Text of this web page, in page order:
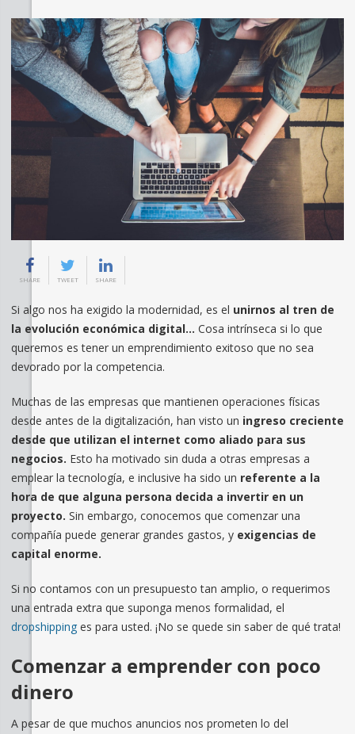
SHARE TWEET SHARE
Si algo nos ha exigido la modernidad, es el unirnos al tren de
la evolución económica digital… Cosa intrínseca si lo que
queremos es tener un emprendimiento exitoso que no sea
devorado por la competencia.
Muchas de las empresas que mantienen operaciones físicas
desde antes de la digitalización, han visto un ingreso creciente
desde que utilizan el internet como aliado para sus
negocios. Esto ha motivado sin duda a otras empresas a
emplear la tecnología, e inclusive ha sido un referente a la
hora de que alguna persona decida a invertir en un
proyecto. Sin embargo, conocemos que comenzar una
compañía puede generar grandes gastos, y exigencias de
capital enorme.
Si no contamos con un presupuesto tan amplio, o requerimos
una entrada extra que suponga menos formalidad, el
dropshippinges para usted. ¡No se quede sin saber de qué trata!
Comenzar a emprender con poco
dinero
A pesar de que muchos anuncios nos prometen lo del